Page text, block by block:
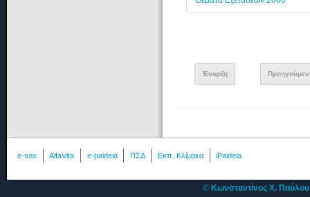
Έναρξη
e-sos AlfaVita e-paideia ΠΣΔ Εκπ. Κλίμακα iPaideia
© Κωνσταντίνος Χ.